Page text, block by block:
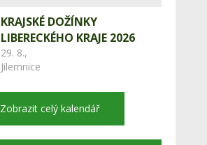
KRAJSKÉ DOŽÍNKY
LIBERECKÉHO KRAJE 2026
29. 8.,
Jilemnice
Zobrazit celý kalendář